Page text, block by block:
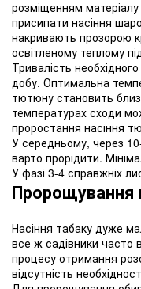
розміщенням матеріалу
присипати насіння
накривають прозорою
освітленому теплому
Тривалість
добу. Оптимальна
тютюну становить
температурах сходи
проростання насіння
У середньому, через 10-
варто прорідити.
У фазі 3-4 справжніх
Пророщування
Насіння табаку дуже
все ж садівники часто
процесу отримання
відсутність